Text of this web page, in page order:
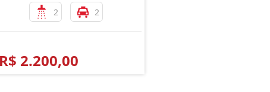
2 2
R$ 2.200,00